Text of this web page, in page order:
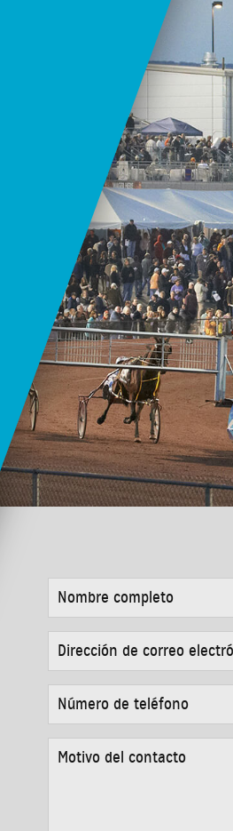
COMPLETO *
DIRECCIÓN
DE
CORREO
ELECTRÓNICO
*
NÚMERO
DE
TELÉFONO *
DEL